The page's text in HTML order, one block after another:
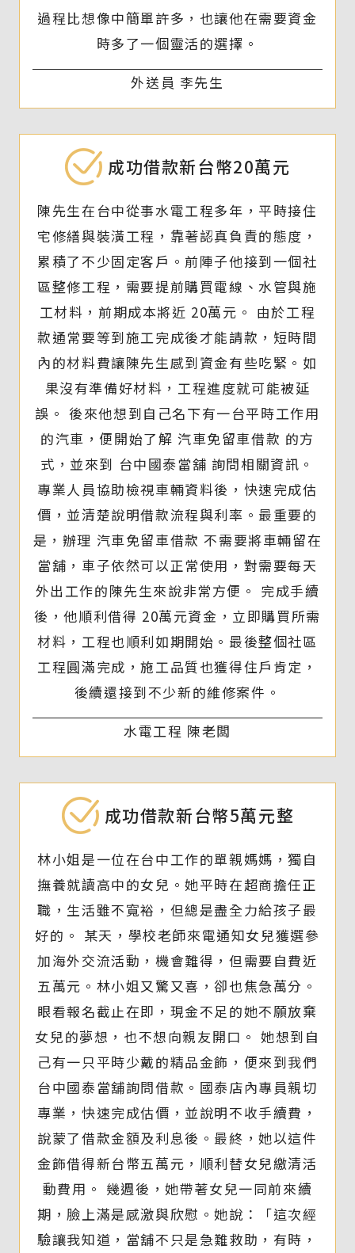
過程比想像中簡單許多，也讓他在需要資金
時多了一個靈活的選擇。
外送員 李先生
成功借款新台幣20萬元
陳先生在台中從事水電工程多年，平時接住
宅修繕與裝潢工程，靠著認真負責的態度，
累積了不少固定客戶。前陣子他接到一個社
區整修工程，需要提前購買電線、水管與施
工材料，前期成本將近 20萬元。 由於工程
款通常要等到施工完成後才能請款，短時間
內的材料費讓陳先生感到資金有些吃緊。如
果沒有準備好材料，工程進度就可能被延
誤。 後來他想到自己名下有一台平時工作用
的汽車，便開始了解 汽車免留車借款 的方
式，並來到 台中國泰當舖 詢問相關資訊。
專業人員協助檢視車輛資料後，快速完成估
價，並清楚說明借款流程與利率。最重要的
是，辦理 汽車免留車借款 不需要將車輛留在
當舖，車子依然可以正常使用，對需要每天
外出工作的陳先生來說非常方便。 完成手續
後，他順利借得 20萬元資金，立即購買所需
材料，工程也順利如期開始。最後整個社區
工程圓滿完成，施工品質也獲得住戶肯定，
後續還接到不少新的維修案件。
水電工程 陳老闆
成功借款新台幣5萬元整
林小姐是一位在台中工作的單親媽媽，獨自
撫養就讀高中的女兒。她平時在超商擔任正
職，生活雖不寬裕，但總是盡全力給孩子最
好的。 某天，學校老師來電通知女兒獲選參
加海外交流活動，機會難得，但需要自費近
五萬元。林小姐又驚又喜，卻也焦急萬分。
眼看報名截止在即，現金不足的她不願放棄
女兒的夢想，也不想向親友開口。 她想到自
己有一只平時少戴的精品金飾，便來到我們
台中國泰當舖詢問借款。國泰店內專員親切
專業，快速完成估價，並說明不收手續費，
說蒙了借款金額及利息後。最終，她以這件
金飾借得新台幣五萬元，順利替女兒繳清活
動費用。 幾週後，她帶著女兒一同前來續
期，臉上滿是感激與欣慰。她說：「這次經
驗讓我知道，當舖不只是急難救助，有時，